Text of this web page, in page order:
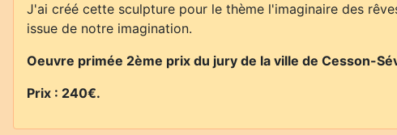
J'ai créé cette sculpture pour le thème l'imaginaire des
issue de notre imagination.
Oeuvre primée 2ème prix du jury de la ville de Cesson-
Prix : 240€.